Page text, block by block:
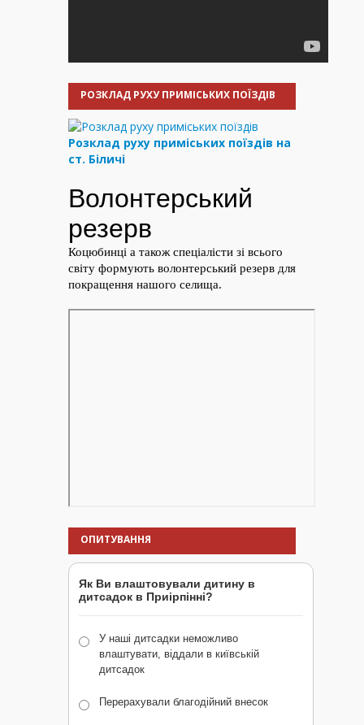
РОЗКЛАД РУХУ ПРИМІСЬКИХ ПОЇЗДІВ
Розклад руху приміських поїздів на
ст. Біличі
ОПИТУВАННЯ
Як Ви влаштовували дитину в
дитсадок в Приірпінні?
У наші дитсадки неможливо
влаштувати, віддали в київській
дитсадок
Перерахували благодійний внесок